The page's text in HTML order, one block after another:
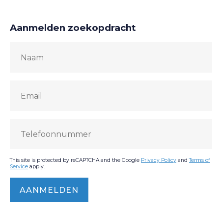
Aanmelden zoekopdracht
This site is protected by reCAPTCHA and the Google Privacy Policy andTerms of
Service apply.